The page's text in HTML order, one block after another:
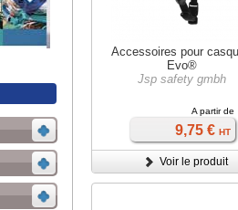
Accessoires pour
Evo®
Jsp safety gmbh
A partir de
9,75 € HT
Voir le produit